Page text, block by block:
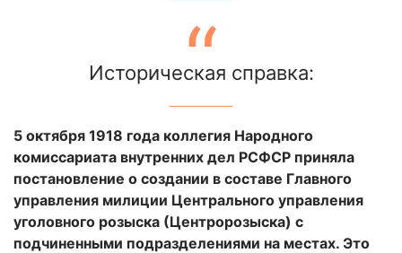
Историческая справка:
5 октября 1918 года коллегия Народного
комиссариата внутренних дел РСФСР приняла
постановление о создании в составе Главного
управления милиции Центрального управления
уголовного розыска (Центророзыска) с
подчиненными подразделениями на местах. Это